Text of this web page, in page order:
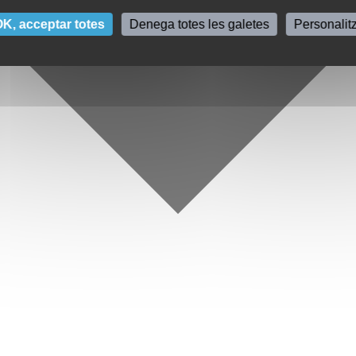
acceptar totes Denega totes les galetes